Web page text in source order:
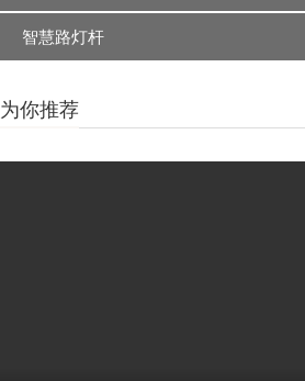
智慧路灯杆
为你推荐